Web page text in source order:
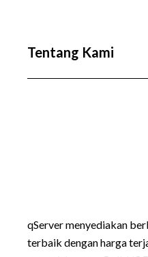
Tentang Kami
qServer menyediakan
terbaik dengan harga